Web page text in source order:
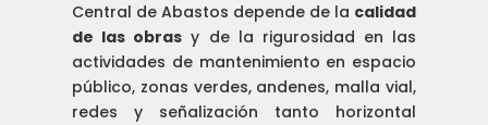
Central de Abastos depende de la calidad
de las obras y de la rigurosidad en las
actividades de mantenimiento en espacio
público, zonas verdes, andenes, malla vial,
redes y señalización tanto horizontal